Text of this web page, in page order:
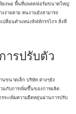
ยงพอ พื้นที่แพลตฟอร์มขนาดใหญ่
ง่ายดาย คนงานยังสามารถ
ปลี่ยนตำแหน่งลิฟท์กรรไกร สิ่งที่
ารปรับตัว
นขนาดเล็ก บริษัท ต่างๆยัง
นกับการเพิ่มขึ้นของการผลิต
จะเพิ่มความยืดหยุ่นผ่านการปรับ